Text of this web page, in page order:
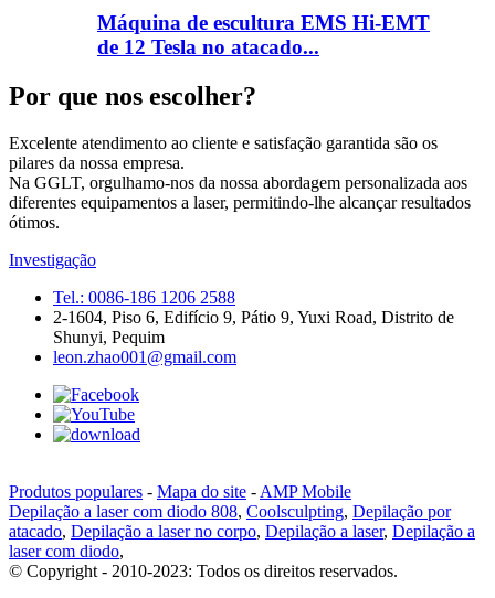
Máquina de escultura EMS Hi-EMT
de 12 Tesla no atacado...
Por que nos escolher?
Excelente atendimento ao cliente e satisfação garantida são os
pilares da nossa empresa.
Na GGLT, orgulhamo-nos da nossa abordagem personalizada aos
diferentes equipamentos a laser, permitindo-lhe alcançar resultados
ótimos.
Investigação
Tel.: 0086-186 1206 2588
2-1604, Piso 6, Edifício 9, Pátio 9, Yuxi Road, Distrito de
Shunyi, Pequim
leon.zhao001@gmail.com
Produtos populares - Mapa do site - AMP Mobile
Depilação a laser com diodo 808, Coolsculpting, Depilação por
atacado, Depilação a laser no corpo, Depilação a laser, Depilação a
laser com diodo,
© Copyright - 2010-2023: Todos os direitos reservados.